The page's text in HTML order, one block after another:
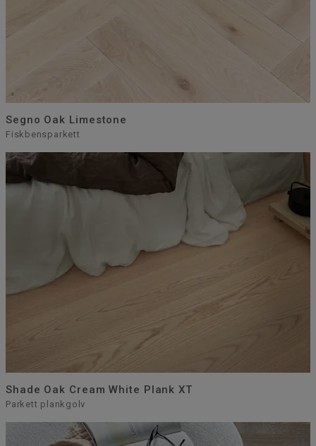
Segno Oak Limestone
Fiskbensparkett
Shade Oak Cream White Plank XT
Parkett plankgolv